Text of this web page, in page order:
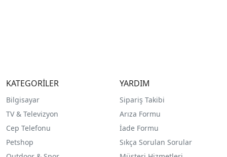
KATEGORİLER
Bilgisayar
TV & Televizyon
Cep Telefonu
Petshop
YARDIM
Sipariş Takibi
Arıza Formu
İade Formu
Sıkça Sorulan Sorular